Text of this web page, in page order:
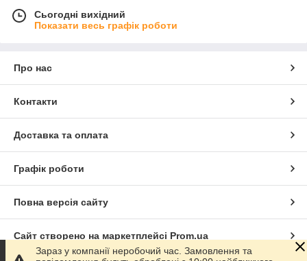
Сьогодні вихідний
Показати весь графік роботи
Про нас
Контакти
Доставка та оплата
Графік роботи
Повна версія сайту
Сайт створено на маркетплейсі Prom.ua
Зараз у компанії неробочий час. Замовлення та